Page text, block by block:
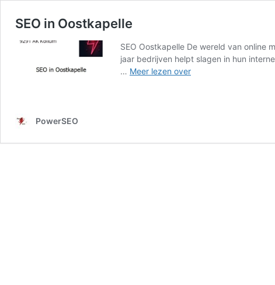
SEO in Oostkapelle
SEO Oostkapelle De wereld van online
jaar bedrijven helpt slagen in hun
… Meer lezen overSEO
PowerSEO